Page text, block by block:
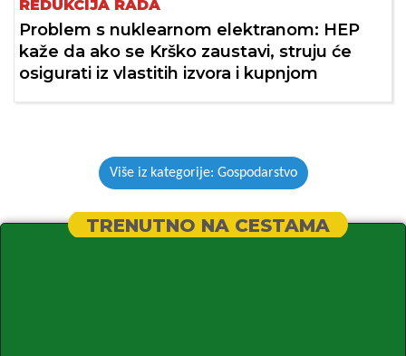
REDUKCIJA RADA
Problem s nuklearnom elektranom: HEP
kaže da ako se Krško zaustavi, struju će
osigurati iz vlastitih izvora i kupnjom
Više iz kategorije: Gospodarstvo
TRENUTNO NA CESTAMA